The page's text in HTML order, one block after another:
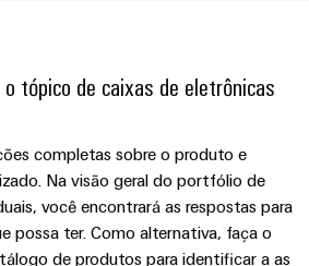
tópico de caixas de eletrônicas
completas sobre o produto e
Na visão geral do portfólio de
você encontrará as respostas para
possa ter. Como alternativa, faça o
de produtos para identificar a as